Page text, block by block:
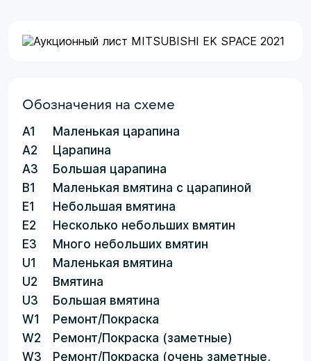
Обозначения на схеме
A1
Маленькая царапина
A2
Царапина
A3
Большая царапина
B1
Маленькая вмятина с царапиной
E1
Небольшая вмятина
E2
Несколько небольших вмятин
E3
Много небольших вмятин
U1
Маленькая вмятина
U2
Вмятина
U3
Большая вмятина
W1
Ремонт/Покраска
W2
Ремонт/Покраска (заметные)
W3
Ремонт/Покраска (очень заметные,